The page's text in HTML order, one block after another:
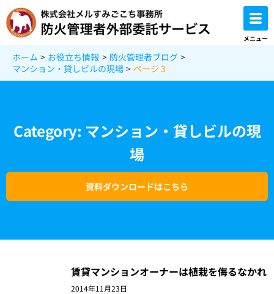
容
を
メニュー
ホーム お役立ち情報
防火管理者ブログ
マンション・貸しビルの現場
ページ 3
Category: マンション・貸しビルの現
場
資料ダウンロードはこちら
賃貸マンションオーナーは植栽を侮るなかれ
2014年11月23日
ペ
ー
ペ
ー
ペ
ペ ペ